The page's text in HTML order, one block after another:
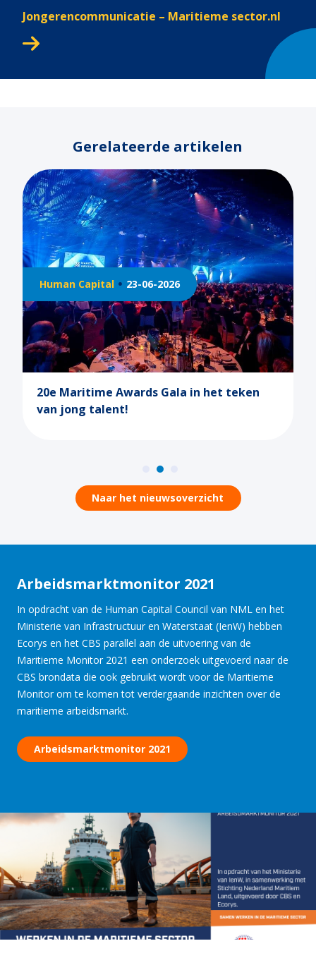
Jongerencommunicatie – Maritieme sector.nl
Gerelateerde artikelen
Human Capital 23-06-2026
20e Maritime Awards Gala in het teken
van jong talent!
Naar het nieuwsoverzicht
Arbeidsmarktmonitor 2021
In opdracht van de Human Capital Council van NML en het
Ministerie van Infrastructuur en Waterstaat (IenW) hebben
Ecorys en het CBS parallel aan de uitvoering van de
Maritieme Monitor 2021 een onderzoek uitgevoerd naar de
CBS brondata die ook gebruikt wordt voor de Maritieme
Monitor om te komen tot verdergaande inzichten over de
maritieme arbeidsmarkt.
Arbeidsmarktmonitor 2021